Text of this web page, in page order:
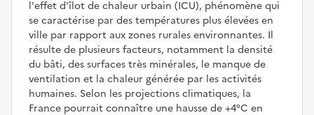
l'effet d'îlot de chaleur urbain (ICU), phénomène qui
se caractérise par des températures plus élevées en
ville par rapport aux zones rurales environnantes. Il
résulte de plusieurs facteurs, notamment la densité
du bâti, des surfaces très minérales, le manque de
ventilation et la chaleur générée par les activités
humaines. Selon les projections climatiques, la
France pourrait connaître une hausse de +4°C en